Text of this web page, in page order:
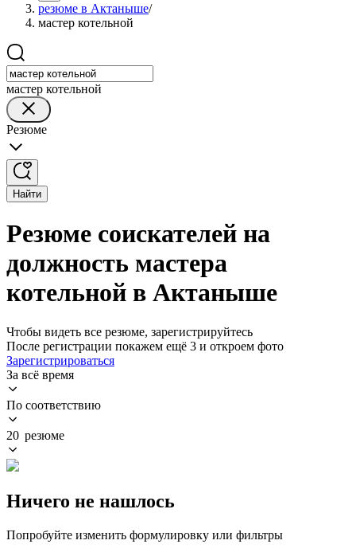
резюме в Актаныше/
мастер котельной
мастер котельной
Резюме
Найти
Резюме соискателей на
должность мастера
котельной в Актаныше
Чтобы видеть все резюме, зарегистрируйтесь
После регистрации покажем ещё 3 и откроем фото
Зарегистрироваться
За всё время
По соответствию
20 резюме
Ничего не нашлось
Попробуйте изменить формулировку или фильтры